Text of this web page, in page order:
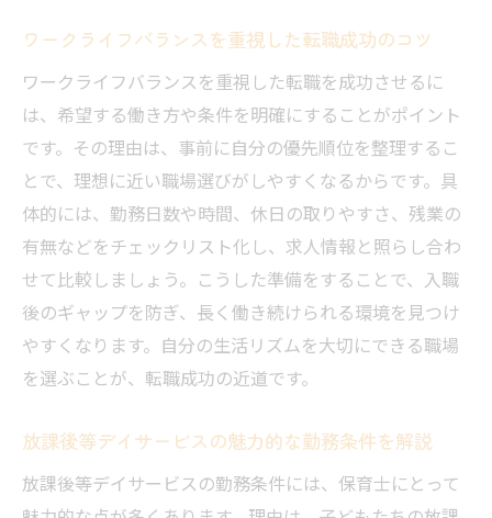
未経験者も安心な現場の実情とは
放課後等デイサービスで未経験から始める
安心ポイント
保育士未経験でも活躍できる職場のサポー
ト体制
初めてでも安心な放課後等デイサービスの
教育内容
未経験者に優しい現場の雰囲気と働きやす
さ
保育士として自信を持てるフォローアップ
放課後等デイサービスで感じる成長とやり
がい
ワークライフバランスを重視した転職成功のコツ
ワークライフバランスを重視した転職を成功させるに
は、希望する働き方や条件を明確にすることがポイント
です。その理由は、事前に自分の優先順位を整理するこ
とで、理想に近い職場選びがしやすくなるからです。具
体的には、勤務日数や時間、休日の取りやすさ、残業の
有無などをチェックリスト化し、求人情報と照らし合わ
せて比較しましょう。こうした準備をすることで、入職
後のギャップを防ぎ、長く働き続けられる環境を見つけ
やすくなります。自分の生活リズムを大切にできる職場
を選ぶことが、転職成功の近道です。
放課後等デイサービスの魅力的な勤務条件を解説
放課後等デイサービスの勤務条件には、保育士にとって